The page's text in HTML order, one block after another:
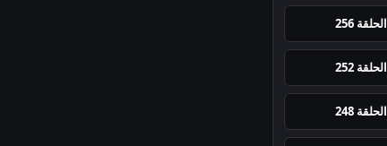
الحلقة 256
الحلقة 252
الحلقة 248